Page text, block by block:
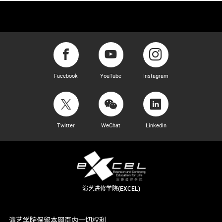
Facebook YouTube Instagram
Twitter WeChat LinkedIn
演艺进修学院(EXCEL)
演艺学院保留本网页内一切权利